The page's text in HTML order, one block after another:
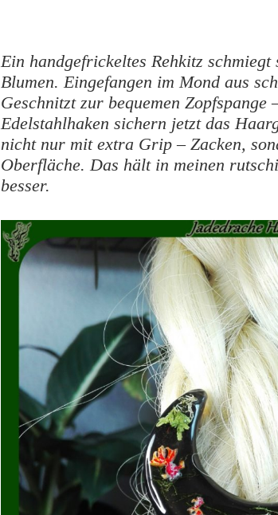
Ein handgefrickeltes Rehkitz
Blumen. Eingefangen im Mond aus
Geschnitzt zur bequemen
Edelstahlhaken sichern jetzt das
nicht nur mit extra Grip – Zacken,
Oberfläche. Das hält in meinen
besser.